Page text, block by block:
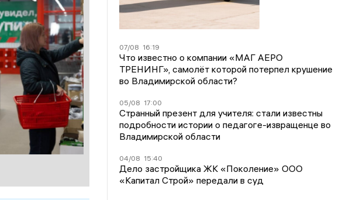
07/08 16:19
Что известно о компании «МАГ АЕРО
ТРЕНИНГ», самолёт которой потерпел крушение
во Владимирской области?
05/08 17:00
Странный презент для учителя: стали известны
подробности истории о педагоге-извращенце во
Владимирской области
04/08 15:40
Дело застройщика ЖК «Поколение» ООО
«Капитал Строй» передали в суд